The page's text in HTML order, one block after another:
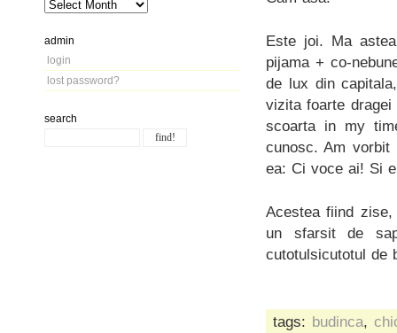
admin
login
lost password?
search
Este joi. Ma
pijama + co-
de lux din
vizita foarte
scoarta in my
cunosc. Am
ea: Ci voce ai! Si
Acestea fiind
un sfarsit de
cutotulsicutotul de
tags: budinca,